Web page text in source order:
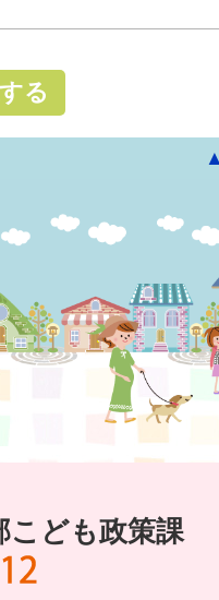
こども政策課
内